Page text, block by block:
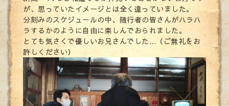
が、思っていたイメージとは全く違っていました。
分刻みのスケジュールの中、随行者の皆さんがハラハ
ラするかのように自由に楽しんでおられました。
とても気さくで優しいお兄さんでした...（ご無礼をお
許しください）